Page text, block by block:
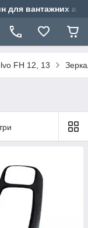
для вантажних
FH 12, 13